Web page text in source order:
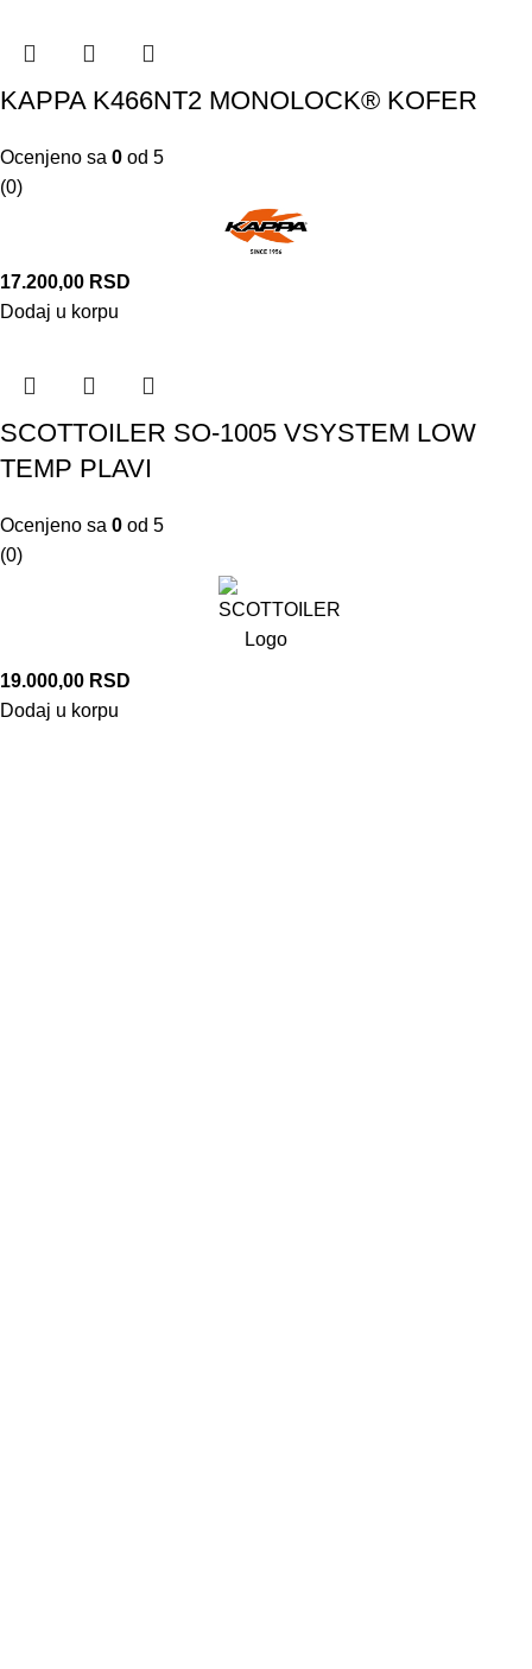
KAPPA K466NT2 MONOLOCK® KOFER
Ocenjeno sa 0 od 5
(0)
17.200,00 RSD
Dodaj u korpu
SCOTTOILER SO-1005 VSYSTEM LOW
TEMP PLAVI
Ocenjeno sa 0 od 5
(0)
19.000,00 RSD
Dodaj u korpu